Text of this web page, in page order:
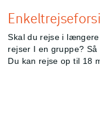
Skal du rejse i
rejser I en gruppe? Så
Du kan rejse op til 18